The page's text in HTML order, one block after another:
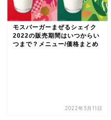
モスバーガーまぜるシェイク
2022の販売期間はいつからい
つまで？メニュー/価格まとめ
2022年3月11日